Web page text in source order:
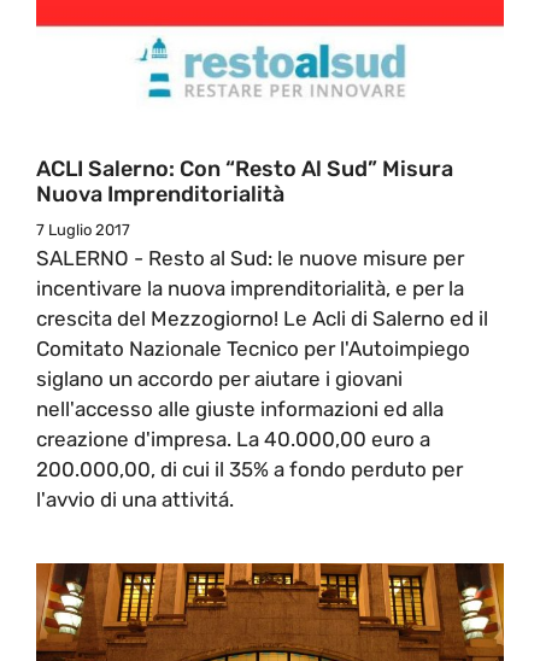
ACLI Salerno: Con “Resto Al Sud” Misura
Nuova Imprenditorialità
7 Luglio 2017
SALERNO - Resto al Sud: le nuove misure per
incentivare la nuova imprenditorialità, e per la
crescita del Mezzogiorno! Le Acli di Salerno ed il
Comitato Nazionale Tecnico per l'Autoimpiego
siglano un accordo per aiutare i giovani
nell'accesso alle giuste informazioni ed alla
creazione d'impresa. La 40.000,00 euro a
200.000,00, di cui il 35% a fondo perduto per
l'avvio di una attivitá.